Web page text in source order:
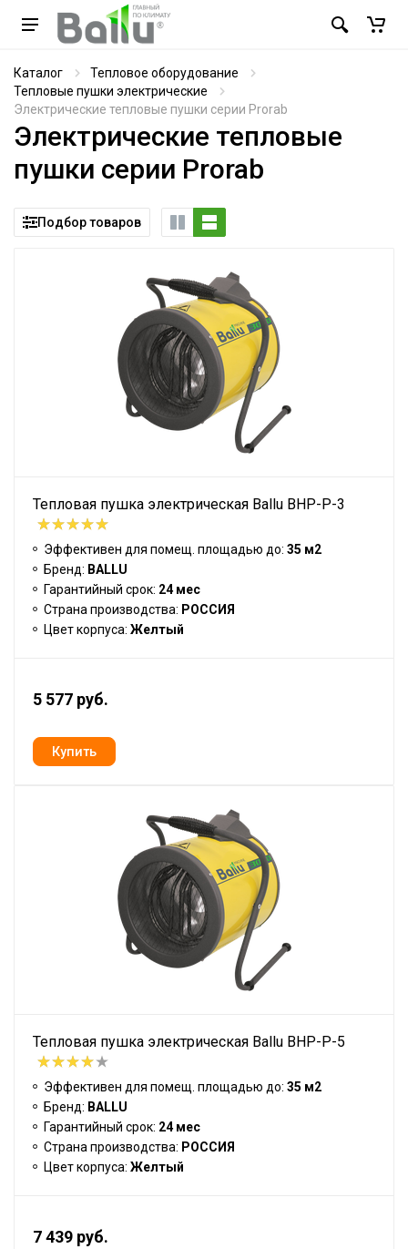
Каталог
Тепловое оборудование
Тепловые пушки электрические
Электрические тепловые пушки серии Prorab
Электрические тепловые
пушки серии Prorab
Подбор товаров
Тепловая пушка электрическая Ballu BHP-P-3
Эффективен для помещ. площадью до: 35 м2
Бренд: BALLU
Гарантийный срок: 24 мес
Страна производства: РОССИЯ
Цвет корпуса: Желтый
5 577 руб.
Тепловая пушка электрическая Ballu BHP-P-5
Эффективен для помещ. площадью до: 35 м2
Бренд: BALLU
Гарантийный срок: 24 мес
Страна производства: РОССИЯ
Цвет корпуса: Желтый
7 439 руб.